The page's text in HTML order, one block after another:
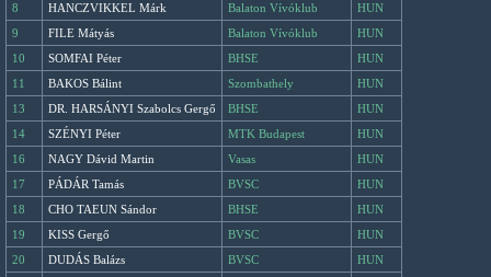
8
HANCZVIKKEL Márk Balaton Vívóklub
HUN
9
FILE Mátyás Balaton Vívóklub
HUN
10
SOMFAI Péter BHSE
HUN
11
BAKOS Bálint Szombathely
HUN
13
DR. HARSÁNYI Szabolcs Gergő BHSE
HUN
14
SZÉNYI Péter MTK Budapest
HUN
16
NAGY Dávid Martin Vasas
HUN
17
PÁDÁR Tamás BVSC
HUN
18
CHO TAEUN Sándor BHSE
HUN
19
KISS Gergő BVSC
HUN
20
DUDÁS Balázs BVSC
HUN